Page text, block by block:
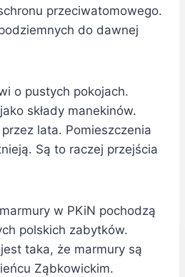
przeciwatomowego.
do dawnej
o pustych pokojach.
składy manekinów.
lata. Pomieszczenia
Są to raczej przejścia
w PKiN pochodzą
polskich zabytków.
taka, że marmury są
Ząbkowickim.